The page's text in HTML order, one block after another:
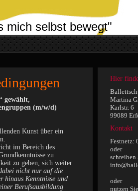
selbst bewegt"
gewählt,
(m/w/d)
Kunst über ein
im Bereich des
zu
zu geben, sich weiter
nicht nur auf die
hinaus Kenntnisse und
Berufsausbildung
Hier
Martina
Karlstr. 6
99089
Kontakt
Festnetz:
oder
schreiben
oder
nutzen